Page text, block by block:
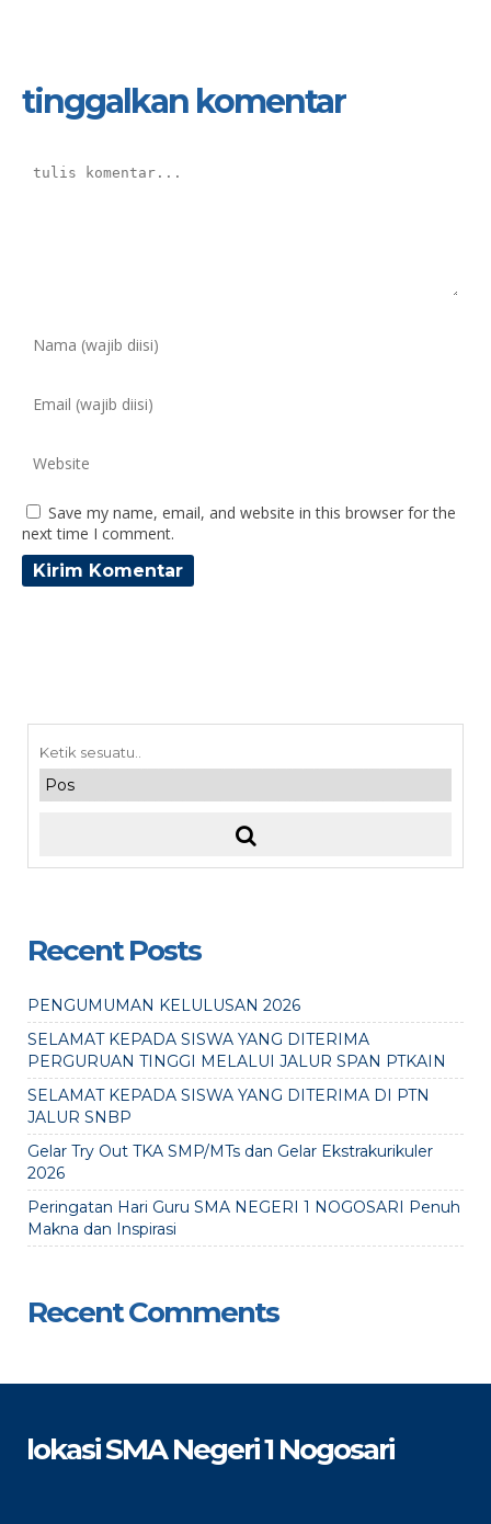
tinggalkan komentar
Save my name, email, and website in this browser for the
next time I comment.
Recent Posts
PENGUMUMAN KELULUSAN 2026
SELAMAT KEPADA SISWA YANG DITERIMA
PERGURUAN TINGGI MELALUI JALUR SPAN PTKAIN
SELAMAT KEPADA SISWA YANG DITERIMA DI PTN
JALUR SNBP
Gelar Try Out TKA SMP/MTs dan Gelar Ekstrakurikuler
2026
Peringatan Hari Guru SMA NEGERI 1 NOGOSARI Penuh
Makna dan Inspirasi
Recent Comments
lokasi SMA Negeri 1 Nogosari